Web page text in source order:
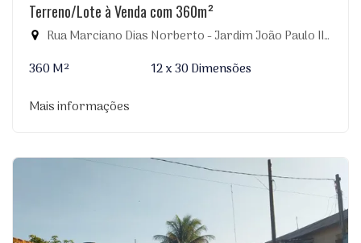
Terreno/Lote à Venda com 360m²
Rua Marciano Dias Norberto - Jardim João Paulo II, Dourados-MS
360 M²
12 x 30 Dimensões
Mais informações